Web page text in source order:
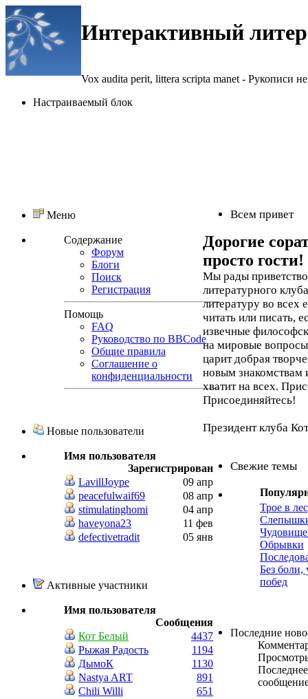
Интерактивный
Vox audita perit, littera scripta manet - Рукописи не
Настраиваемый блок
Меню
Содержание
Форум
Блоги
Поиск
Регистрация
Помощь
FAQ
Руководство по BBCode
Общие правила
Соглашение о
конфиденциальности
Новые пользователи
Имя пользователя
Зарегистрирован
LavillJoype
09 апр
peacefulwaif69
08 апр
stimulatinghomi
04 апр
haveyona23
11 фев
defectivetradit
05 янв
Активные участники
Имя пользователя
Сообщения
Кот Белый
4437
Рыжая Радость
1194
ДымоК
1130
Nastya ART
891
Chili Willi
651
Всем привет
Дорогие
просто гости!
Мы рады
литературного
литературу во всех
читать или писать,
извечные
на мировые
царит добрая
новым знакомствам
хватит на всех.
Присоединяйтесь!
Президент клуба
Свежие темы
Трое в
Обрывки
Без боли,
побед
Последние
Последнее